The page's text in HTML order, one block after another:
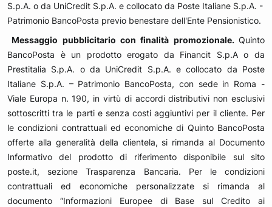
S.p.A. o da UniCredit S.p.A. e collocato da Poste Italiane S.p.A. -
Patrimonio BancoPosta previo benestare dell'Ente Pensionistico.
Messaggio pubblicitario con finalità promozionale. Quinto
BancoPosta è un prodotto erogato da Financit S.p.A o da
Prestitalia S.p.A. o da UniCredit S.p.A. e collocato da Poste
Italiane S.p.A. – Patrimonio BancoPosta, con sede in Roma -
Viale Europa n. 190, in virtù di accordi distributivi non esclusivi
sottoscritti tra le parti e senza costi aggiuntivi per il cliente. Per
le condizioni contrattuali ed economiche di Quinto BancoPosta
offerte alla generalità della clientela, si rimanda al Documento
Informativo del prodotto di riferimento disponibile sul sito
poste.it, sezione Trasparenza Bancaria. Per le condizioni
contrattuali ed economiche personalizzate si rimanda al
documento “Informazioni Europee di Base sul Credito ai